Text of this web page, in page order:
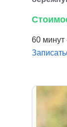
60 минут